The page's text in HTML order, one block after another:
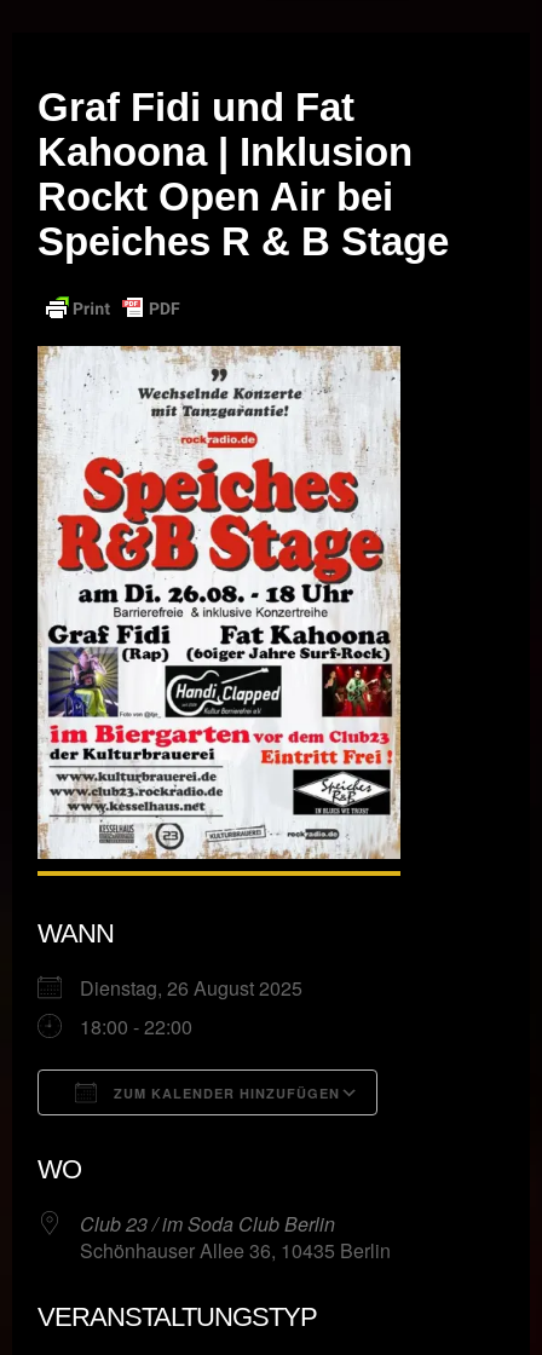
Graf Fidi und Fat
Kahoona | Inklusion
Rockt Open Air bei
Speiches R & B Stage
WANN
Dienstag, 26 August 2025
18:00 - 22:00
ZUM KALENDER HINZUFÜGEN
WO
Club 23 / im Soda Club Berlin
Schönhauser Allee 36, 10435 Berlin
VERANSTALTUNGSTYP